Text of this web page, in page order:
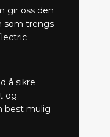
gir oss den
som trengs
å sikre
og
best mulig